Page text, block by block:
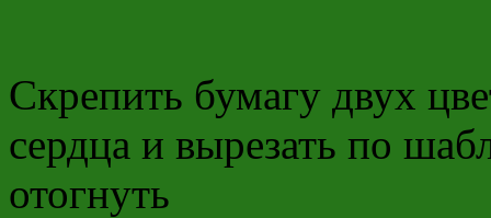
Скрепить бумагу двух
сердца и вырезать по
отогнуть